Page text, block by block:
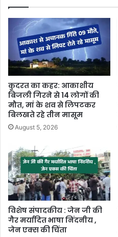
कुदरत का कहर: आकाशीय
बिजली गिरने से 14 लोगों की
मौत, मां के शव से लिपटकर
बिलखते रहे तीन मासूम
August 5, 2026
विशेष संपादकीय : जेन जी की
गैर मर्यादित भाषा निंदनीय ,
जेन एक्स की चिंता